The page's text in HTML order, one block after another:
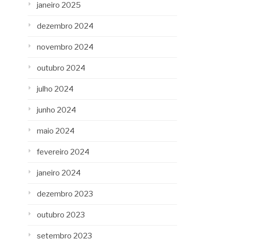
janeiro 2025
dezembro 2024
novembro 2024
outubro 2024
julho 2024
junho 2024
maio 2024
fevereiro 2024
janeiro 2024
dezembro 2023
outubro 2023
setembro 2023